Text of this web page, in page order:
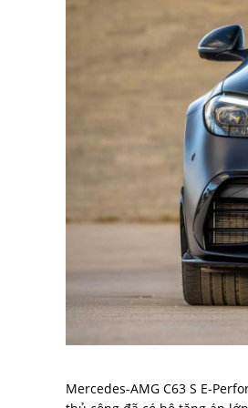
Mercedes-AMG C63 S E-